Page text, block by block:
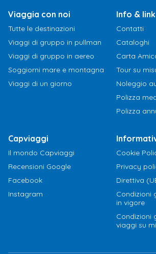
Viaggia con noi
Tutte le destinazioni
Viaggi di gruppo in pullman
Viaggi di gruppo in aereo
Soggiorni mare e montagna
Viaggi di un giorno
Info &
Contatti
Cataloghi
Carta
Tour su
Noleggio
Polizza
Polizza
Capviaggi
Il mondo Capviaggi
Recensioni Google
Facebook
Instagram
Cookie
Privacy
Direttiva
Condizioni
in vigore
Condizioni
viaggi su